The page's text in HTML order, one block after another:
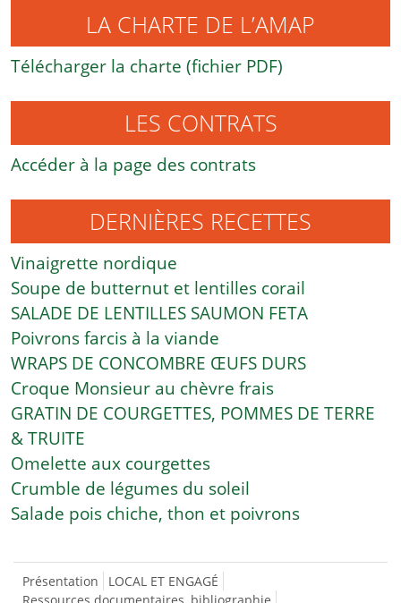
LA CHARTE DE L’AMAP
Télécharger la charte (fichier PDF)
LES CONTRATS
Accéder à la page des contrats
DERNIÈRES RECETTES
Vinaigrette nordique
Soupe de butternut et lentilles corail
SALADE DE LENTILLES SAUMON FETA
Poivrons farcis à la viande
WRAPS DE CONCOMBRE ŒUFS DURS
Croque Monsieur au chèvre frais
GRATIN DE COURGETTES, POMMES DE TERRE
& TRUITE
Omelette aux courgettes
Crumble de légumes du soleil
Salade pois chiche, thon et poivrons
Présentation
LOCAL ET ENGAGÉ